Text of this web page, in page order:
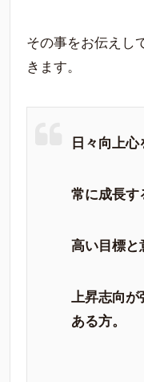
その事をお伝えし
きます。
日々向上心
常に成長す
高い目標と
上昇志向
ある方。